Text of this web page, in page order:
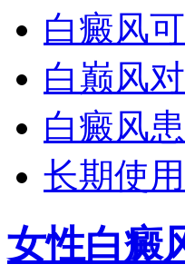
白癜风
白巅风
白癜风
长期使
女性白癜